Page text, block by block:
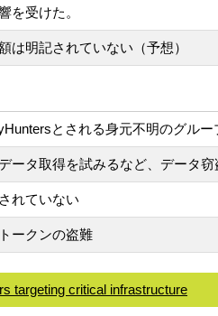
を受けた。
は明記されていない（予想）
とされる身元不明のグルー
ータ取得を試みるなど、データ窃
れていない
ークンの盗難
targeting critical infrastructure